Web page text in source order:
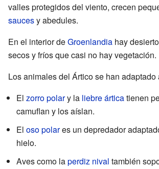
valles protegidos del viento, crecen
saucesy abedules.
En el interior deGroenlandia hay
secos y fríos que casi no hay vegetación.
Los animales del Ártico se han adaptado
El zorro polary la liebre árticatienen
camuflan y los aíslan.
El oso polares un depredador
hielo.
Aves como laperdiz nival también